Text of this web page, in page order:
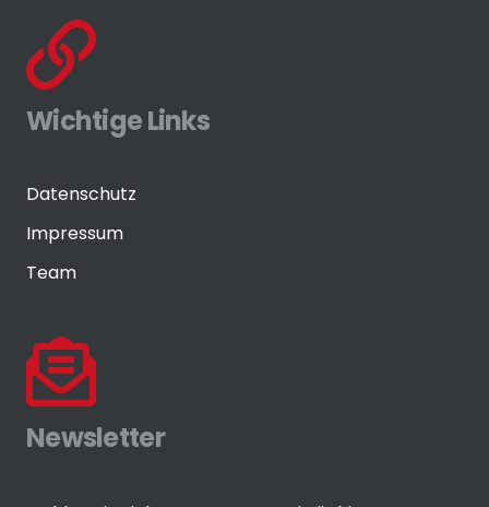
Wichtige Links
Datenschutz
Impressum
Team
Newsletter